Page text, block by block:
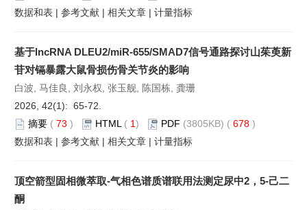
数据和表 | 参考文献 | 相关文章 | 计量指标
基于lncRNA DLEU2/miR-655/SMAD7信号通路探讨山茱萸新
苷对镉暴露大鼠骨损伤骨关节炎的影响
白波, 马佳良, 刘永权, 张玉舰, 陈国栋, 龚珊
2026, 42(1): 65-72.
摘要 ( 73 ) HTML ( 1) PDF (3805KB) ( 678 )
数据和表 | 参考文献 | 相关文章 | 计量指标
顶空箭型固相微萃取-气相色谱质谱联用法测定尿中2，5-己二
酮